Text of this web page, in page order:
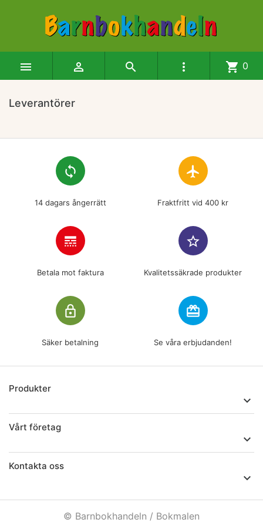
    shopping_cart 0
Leverantörer
loop
14 dagars ångerrätt
flight
Fraktfritt vid 400 kr
line_style
Betala mot faktura
star_border
Kvalitetssäkrade produkter
lock_outline
Säker betalning
redeem
Se våra erbjudanden!
Produkter

Vårt företag

Kontakta oss

© Barnbokhandeln / Bokmalen